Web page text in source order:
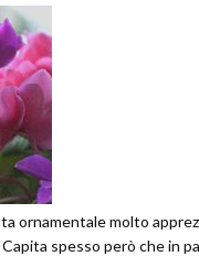
ornamentale molto
spesso però che in